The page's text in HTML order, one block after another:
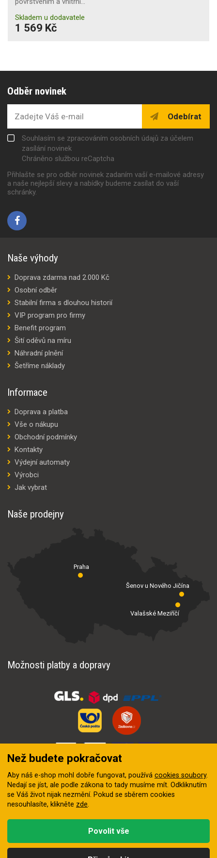
Skladem u dodavatele
1 569 Kč
Odběr novinek
Odebírat
Souhlasím se zpracováním osobních údajů za účelem
zasílání novinek
Chráněno službou reCaptcha
Přihlašte se pro odběr novinek zadaním vaší e-mailové adresy
a naše nejlepší slevy a nabídky budeme zasílat do vaší
schránky.
Naše výhody
Doprava zdarma nad 2.000 Kč
Osobní odběr
Stabilní firma s dlouhou historií
VIP program pro firmy
Benefit program
Šití oděvů na míru
Náhradní plnění
Šetříme náklady
Informace
Doprava a platba
Vše o nákupu
Obchodní podmínky
Kontakty
Výdejní automaty
Výrobci
Jak vybrat
Naše prodejny
Praha
Valašské Meziříčí
Šenov u Nového Jičína
Možnosti platby a dopravy
digitální agentura FEO
Než budete pokračovat
Aby náš e-shop mohl dobře fungovat, používá cookies soubory.
Nedají se jíst, ale podle zákona to tady musíme mít. Odkliknutím
se Váš život nijak nezmění. Pokud se sběrem cookies
nesouhlasíte, klikněte zde.
Povolit vše